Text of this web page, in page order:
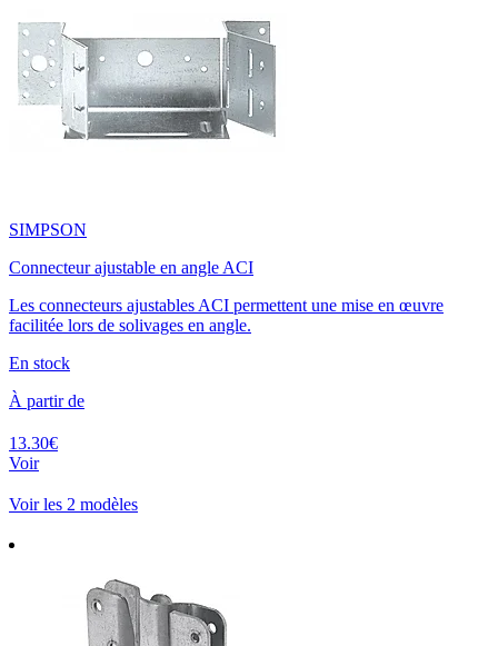
SIMPSON
Connecteur ajustable en angle ACI
Les connecteurs ajustables ACI permettent une mise en œuvre
facilitée lors de solivages en angle.
En stock
À partir de
13.30€
Voir
Voir les 2 modèles